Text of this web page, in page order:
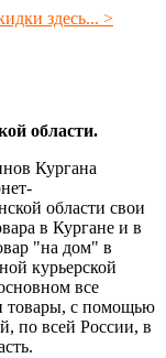
здесь... >
области.
Кургана
области свои
в Кургане и в
"на дом" в
курьерской
все
товары, с помощью
по всей России, в